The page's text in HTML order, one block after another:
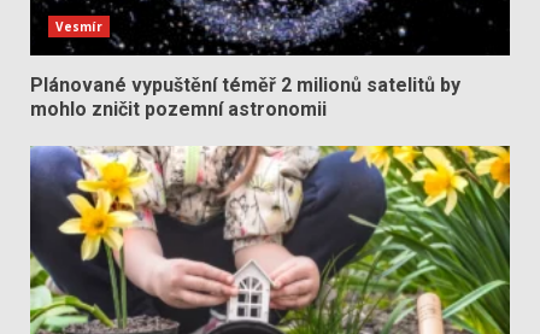
Vesmír
Plánované vypuštění téměř 2 milionů satelitů by
mohlo zničit pozemní astronomii